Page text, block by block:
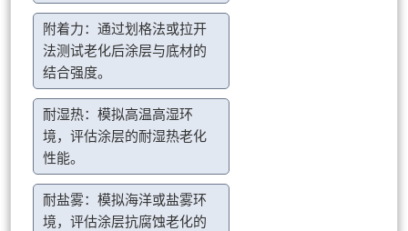
附着力：通过划格法或拉开
法测试老化后涂层与底材的
结合强度。
耐湿热：模拟高温高湿环
境，评估涂层的耐湿热老化
性能。
耐盐雾：模拟海洋或盐雾环
境，评估涂层抗腐蚀老化的